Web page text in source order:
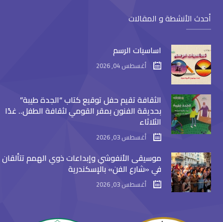
أحدث الأنشطة و المقالات
اساسيات الرسم
أغسطس 04, 2026
الثقافة تقيم حفل توقيع كتاب “الجدة طيبة”
بحديقة الفنون بمقر القومي لثقافة الطفل.. غدًا
الثلاثاء
أغسطس 03, 2026
موسيقى الأنفوشي وإبداعات ذوي الهمم تتألقان
في «شارع الفن» بالإسكندرية
أغسطس 03, 2026